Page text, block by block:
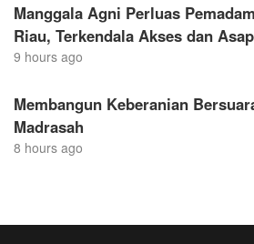
Manggala Agni Perluas
Riau, Terkendala Akses dan Asap
9 hours ago
Membangun Keberanian
Madrasah
8 hours ago